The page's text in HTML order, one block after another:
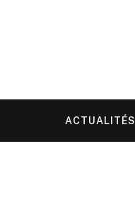
ACTUALITÉS